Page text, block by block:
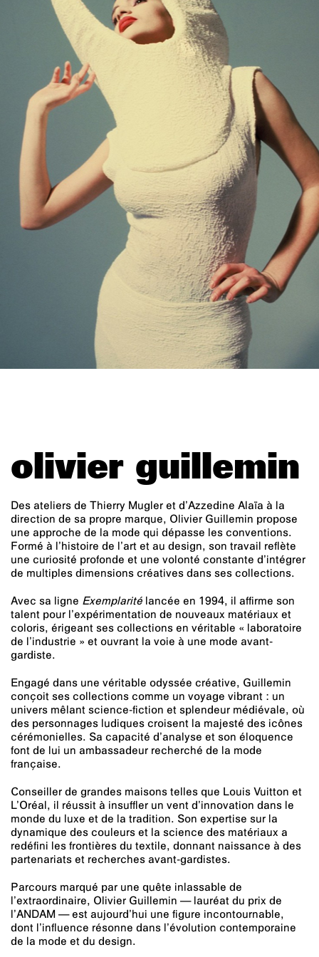
olivier guillemin
Des ateliers de Thierry Mugler et d’Azzedine Alaïa à la
direction de sa propre marque, Olivier Guillemin propose
une approche de la mode qui dépasse les conventions.
Formé à l’histoire de l’art et au design, son travail reflète
une curiosité profonde et une volonté constante d’intégrer
de multiples dimensions créatives dans ses collections.
Avec sa ligne Exemplarité lancée en 1994, il affirme son
talent pour l’expérimentation de nouveaux matériaux et
coloris, érigeant ses collections en véritable « laboratoire
de l’industrie » et ouvrant la voie à une mode avant-
gardiste.
Engagé dans une véritable odyssée créative, Guillemin
conçoit ses collections comme un voyage vibrant : un
univers mêlant science-fiction et splendeur médiévale, où
des personnages ludiques croisent la majesté des icônes
cérémonielles. Sa capacité d’analyse et son éloquence
font de lui un ambassadeur recherché de la mode
française.
Conseiller de grandes maisons telles que Louis Vuitton et
L’Oréal, il réussit à insuffler un vent d’innovation dans le
monde du luxe et de la tradition. Son expertise sur la
dynamique des couleurs et la science des matériaux a
redéfini les frontières du textile, donnant naissance à des
partenariats et recherches avant-gardistes.
Parcours marqué par une quête inlassable de
l’extraordinaire, Olivier Guillemin — lauréat du prix de
l’ANDAM — est aujourd’hui une figure incontournable,
dont l’influence résonne dans l’évolution contemporaine
de la mode et du design.